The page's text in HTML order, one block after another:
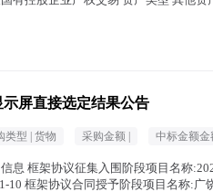
屏直接选定结果公告
类型 | 货物 采购金额 | 中标金额
息 框架协议征集入围阶段项目名称
10 框架协议合同授予阶段项目名称: